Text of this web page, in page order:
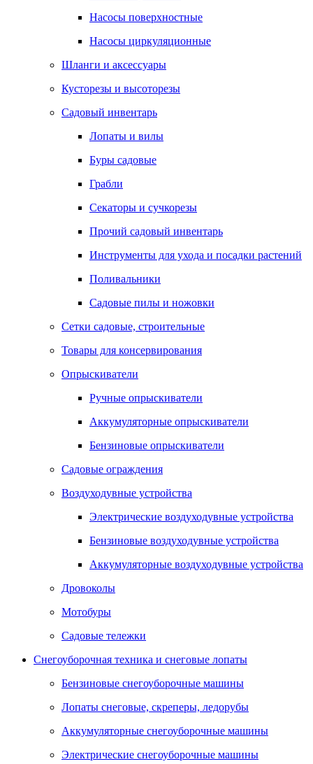
Насосы поверхностные
Насосы циркуляционные
Шланги и аксессуары
Кусторезы и высоторезы
Садовый инвентарь
Лопаты и вилы
Буры садовые
Грабли
Секаторы и сучкорезы
Прочий садовый инвентарь
Инструменты для ухода и посадки растений
Поливальники
Садовые пилы и ножовки
Сетки садовые, строительные
Товары для консервирования
Опрыскиватели
Ручные опрыскиватели
Аккумуляторные опрыскиватели
Бензиновые опрыскиватели
Садовые ограждения
Воздуходувные устройства
Электрические воздуходувные устройства
Бензиновые воздуходувные устройства
Аккумуляторные воздуходувные устройства
Дровоколы
Мотобуры
Садовые тележки
Снегоуборочная техника и снеговые лопаты
Бензиновые снегоуборочные машины
Лопаты снеговые, скреперы, ледорубы
Аккумуляторные снегоуборочные машины
Электрические снегоуборочные машины